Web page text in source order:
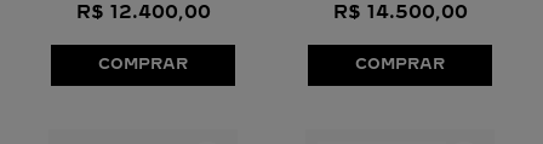
R$ 12.400,00
COMPRAR
R$ 14.500,00
COMPRAR